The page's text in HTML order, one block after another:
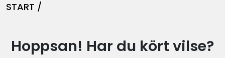
START /
Hoppsan! Har du kört vilse?